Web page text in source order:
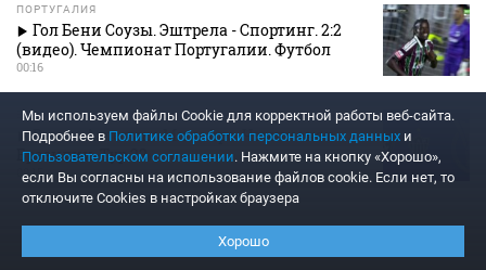
ПОРТУГАЛИЯ
Гол Бени Соузы. Эштрела - Спортинг. 2:2
(видео). Чемпионат Португалии. Футбол
00:16
БРАЗИЛИЯ
Ремо - Атлетико Минейро. Чемпионат
Бразилии. Тур 22
00:15
ЕЩЕ
Мы используем файлы Сookie для корректной работы веб-сайта.
Подробнее в Политике обработки персональных данных и
Пользовательском соглашении. Нажмите на кнопку «Хорошо»,
если Вы согласны на использование файлов cookie. Если нет, то
отключите Cookies в настройках браузера
Хорошо